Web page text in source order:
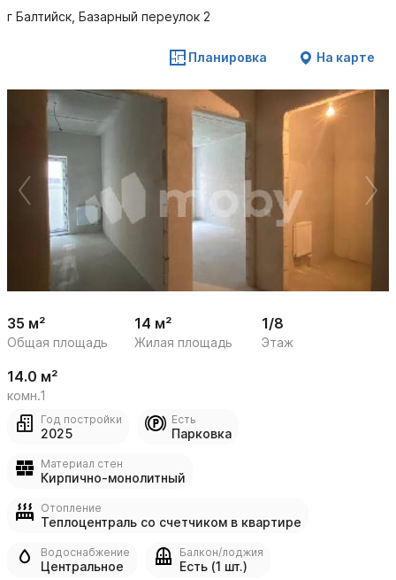
г Балтийск, Базарный переулок 2
Планировка На карте
/
35 м²
Общая площадь
14 м²
Жилая площадь
1/8
Этаж
14.0 м²
комн.1
Год постройки
2025
Есть
Парковка
Материал стен
Кирпично-монолитный
Отопление
Теплоцентраль со счетчиком в квартире
Водоснабжение
Центральное
Балкон/лоджия
Есть (1 шт.)